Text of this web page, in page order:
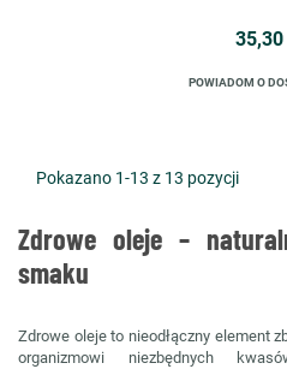
35,30
POWIADOM O
Pokazano 1-13 z 13 pozycji
Zdrowe oleje –
smaku
Zdrowe oleje to nieodłączny element
organizmowi niezbędnych